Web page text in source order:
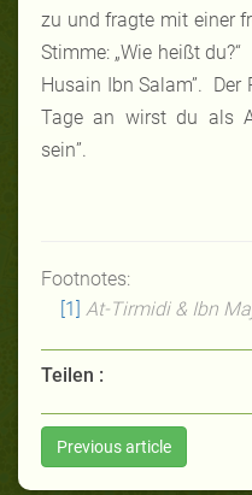
zu und fragte mit einer
Stimme: „Wie heißt
Husain Ibn Salam”. Der
Tage an wirst du als
sein”.
Footnotes:
[1] At-Tirmidi & Ibn
Teilen :
Previous article